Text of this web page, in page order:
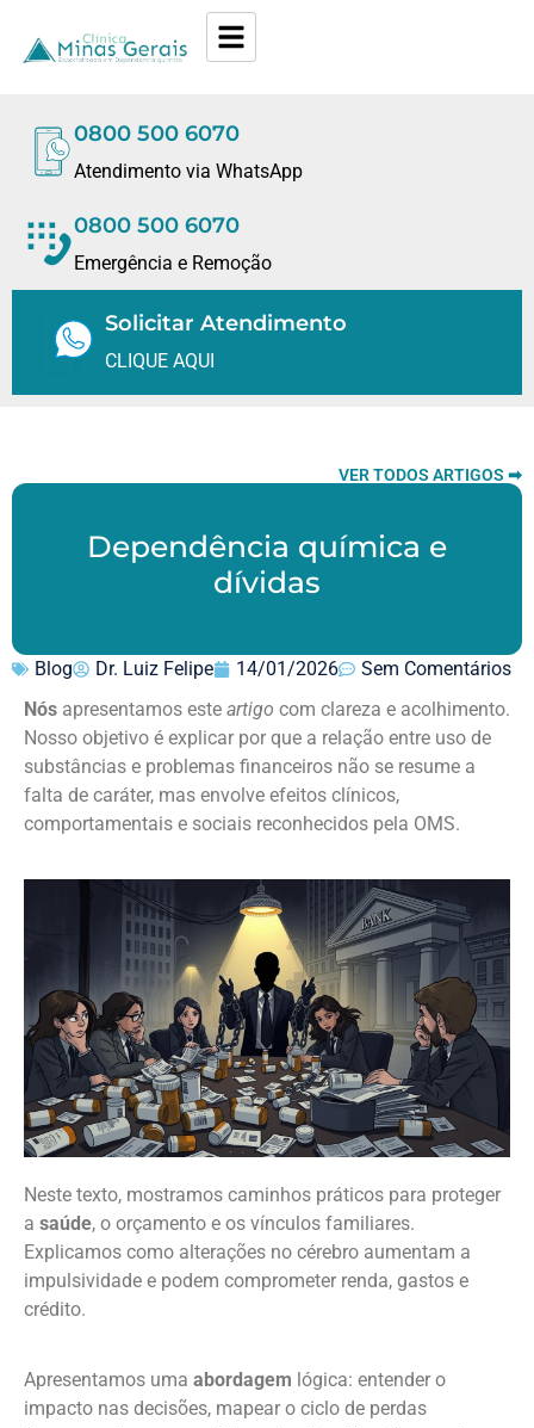
0800 500 6070
Atendimento via WhatsApp
0800 500 6070
Emergência e Remoção
Solicitar Atendimento
CLIQUE AQUI
VER TODOS ARTIGOS ➡
Dependência química e
dívidas
Blog Dr. Luiz Felipe 14/01/2026
Sem Comentários
Nós apresentamos este artigo com clareza e acolhimento.
Nosso objetivo é explicar por que a relação entre uso de
substâncias e problemas financeiros não se resume a
falta de caráter, mas envolve efeitos clínicos,
comportamentais e sociais reconhecidos pela OMS.
Neste texto, mostramos caminhos práticos para proteger
a saúde, o orçamento e os vínculos familiares.
Explicamos como alterações no cérebro aumentam a
impulsividade e podem comprometer renda, gastos e
crédito.
Apresentamos uma abordagem lógica: entender o
impacto nas decisões, mapear o ciclo de perdas